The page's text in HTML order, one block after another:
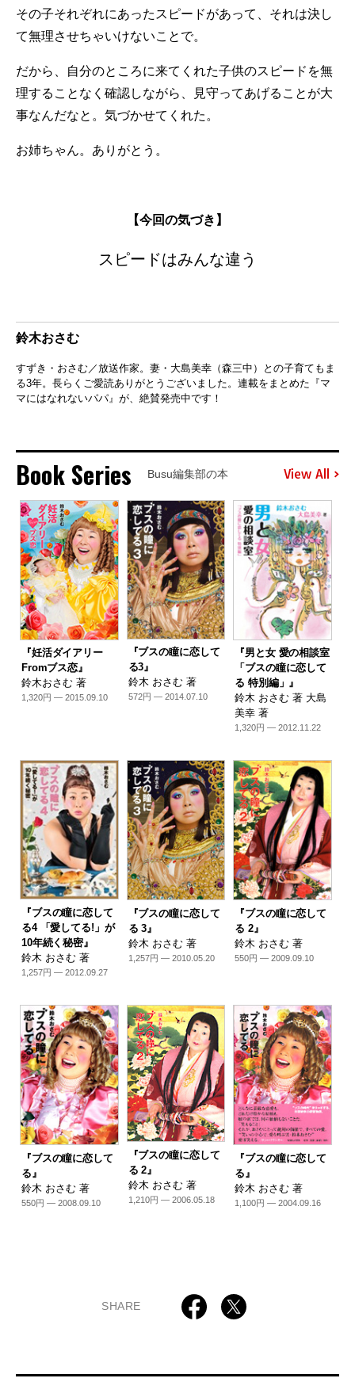
その子それぞれにあったスピードがあって、それは決し
て無理させちゃいけないことで。
だから、自分のところに来てくれた子供のスピードを無
理することなく確認しながら、見守ってあげることが大
事なんだなと。気づかせてくれた。
お姉ちゃん。ありがとう。
【今回の気づき】
スピードはみんな違う
鈴木おさむ
すずき・おさむ／放送作家。妻・大島美幸（森三中）との子育てもま
る3年。長らくご愛読ありがとうございました。連載をまとめた『マ
マにはなれないパパ』が、絶賛発売中です！
Book Series Busu編集部の本 View All
『妊活ダイアリー
Fromブス恋』
鈴木おさむ 著
1,320円 — 2015.09.10
『ブスの瞳に恋して
る3』
鈴木 おさむ 著
572円 — 2014.07.10
『男と女 愛の相談室
「ブスの瞳に恋して
る 特別編」』
鈴木 おさむ 著 大島
美幸 著
1,320円 — 2012.11.22
『ブスの瞳に恋して
る4 「愛してる!」が
10年続く秘密』
鈴木 おさむ 著
1,257円 — 2012.09.27
『ブスの瞳に恋して
る 3』
鈴木 おさむ 著
1,257円 — 2010.05.20
『ブスの瞳に恋して
る 2』
鈴木 おさむ 著
550円 — 2009.09.10
『ブスの瞳に恋して
る』
鈴木 おさむ 著
550円 — 2008.09.10
『ブスの瞳に恋して
る 2』
鈴木 おさむ 著
1,210円 — 2006.05.18
『ブスの瞳に恋して
る』
鈴木 おさむ 著
1,100円 — 2004.09.16
SHARE